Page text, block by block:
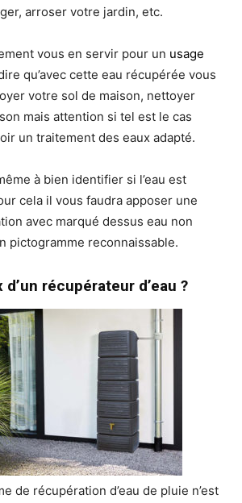
arroser votre jardin, etc.
vous en servir pour un usage
qu’avec cette eau récupérée vous
votre sol de maison, nettoyer
mais attention si tel est le cas
un traitement des eaux adapté.
à bien identifier si l’eau est
cela il vous faudra apposer une
avec marqué dessus eau non
pictogramme reconnaissable.
récupérateur d’eau ?
de récupération d’eau de pluie n’est